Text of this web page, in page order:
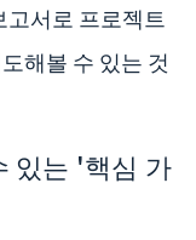
서로 프로젝트
해볼 수 있는 것
있는 '핵심 가